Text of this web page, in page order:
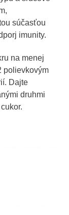
súčasťou
imunity.
na menej
polievkovým
Dajte
druhmi